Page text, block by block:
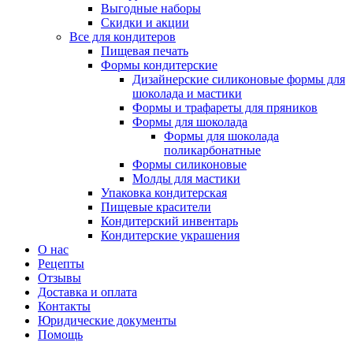
Выгодные наборы
Скидки и акции
Все для кондитеров
Пищевая печать
Формы кондитерские
Дизайнерские силиконовые формы для
шоколада и мастики
Формы и трафареты для пряников
Формы для шоколада
Формы для шоколада
поликарбонатные
Формы силиконовые
Молды для мастики
Упаковка кондитерская
Пищевые красители
Кондитерский инвентарь
Кондитерские украшения
О нас
Рецепты
Отзывы
Доставка и оплата
Контакты
Юридические документы
Помощь